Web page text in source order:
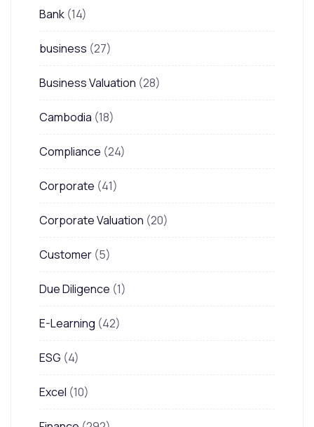
Bank (14)
business (27)
Business Valuation (28)
Cambodia (18)
Compliance (24)
Corporate (41)
Corporate Valuation (20)
Customer (5)
Due Diligence (1)
E-Learning (42)
ESG (4)
Excel (10)